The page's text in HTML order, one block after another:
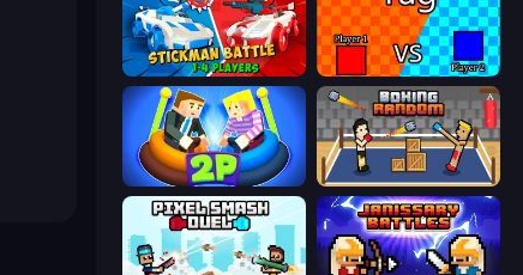
Stickman battle 1-4 Players 2 Player Tag
Ragdoll Arena 2 Player Boxing Random